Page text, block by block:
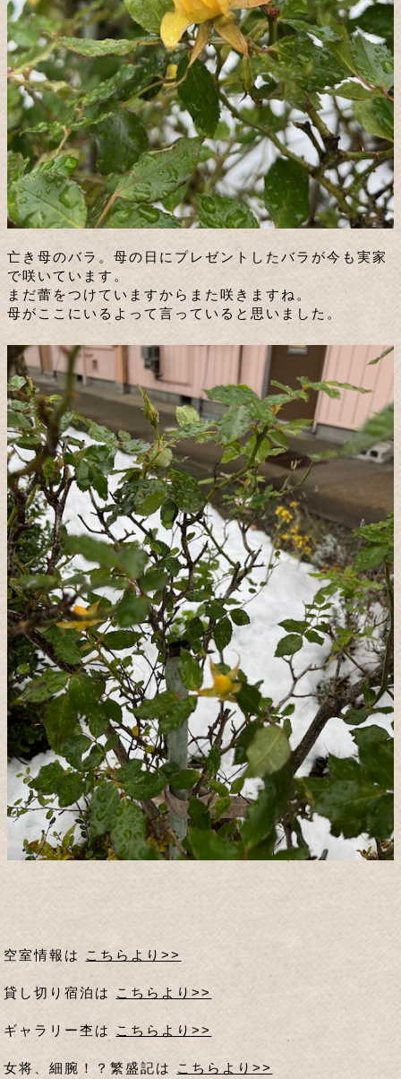
亡き母のバラ。母の日にプレゼントしたバラが今も実家
で咲いています。
まだ蕾をつけていますからまた咲きますね。
母がここにいるよって言っていると思いました。
空室情報は こちらより>>
貸し切り宿泊は こちらより>>
ギャラリー杢は こちらより>>
女将、細腕！？繁盛記は こちらより>>